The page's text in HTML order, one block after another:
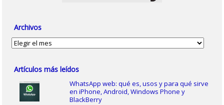
Archivos
Archivos
Artículos más leídos
WhatsApp web: qué es, usos y para qué sirve
en iPhone, Android, Windows Phone y
BlackBerry